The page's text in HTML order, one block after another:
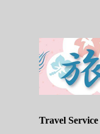
Travel